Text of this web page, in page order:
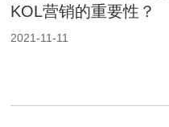
KOL营销的重要性？
2021-11-11